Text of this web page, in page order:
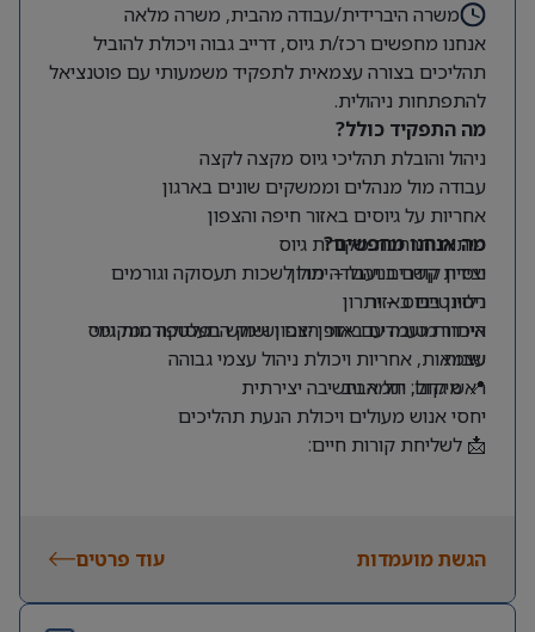
משרה היברידית/עבודה מהבית, משרה מלאה
אנחנו מחפשים רכז/ת גיוס, דרייב גבוה ויכולת להוביל
תהליכים בצורה עצמאית לתפקיד משמעותי עם פוטנציאל
להתפתחות ניהולית.
מה התפקיד כולל?
ניהול והובלת תהליכי גיוס מקצה לקצה
עבודה מול מנהלים וממשקים שונים בארגון
אחריות על גיוסים באזור חיפה והצפון
פיתוח והרחבת מקורות גיוס
יצירת קשרים ועבודה מול לשכות תעסוקה וגורמים
רלוונטיים באזור
איתור מועמדים באופן יזום ושימוש בפלטפורמות גיוס
שונות
מה אנחנו מחפשים?
ניסיון קודם בניהול – יתרון
ניסיון בגיוס – יתרון
היכרות טובה עם אזור הצפון ושוק התעסוקה המקומי
עצמאות, אחריות ויכולת ניהול עצמי גבוהה
ראש גדול, יוזמה וחשיבה יצירתית
יחסי אנוש מעולים ויכולת הנעת תהליכים
📍 מיקום: תל אביב
📩 לשליחת קורות חיים:
הגשת מועמדות עוד פרטים